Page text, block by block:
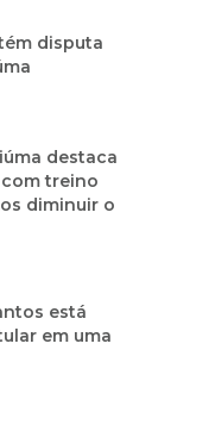
disputa
destaca
treino
diminuir o
está
em uma